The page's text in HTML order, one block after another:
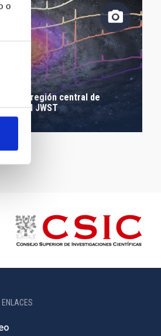
o
de la región central de
con el JWST
ENLACES